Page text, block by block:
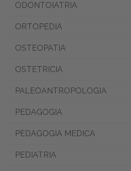
ODONTOIATRIA
ORTOPEDIA
OSTEOPATIA
OSTETRICIA
PALEOANTROPOLOGIA
PEDAGOGIA
PEDAGOGIA MEDICA
PEDIATRIA